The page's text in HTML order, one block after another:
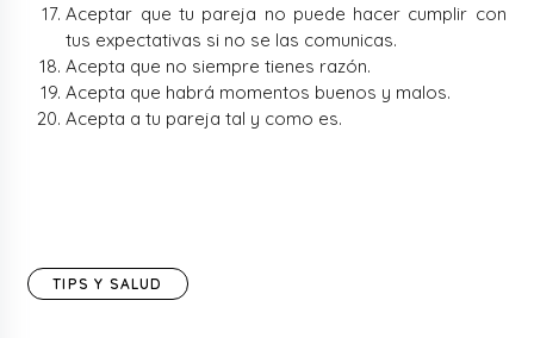
Aceptar que tu pareja no puede hacer cumplir con
tus expectativas si no se las comunicas.
Acepta que no siempre tienes razón.
Acepta que habrá momentos buenos y malos.
Acepta a tu pareja tal y como es.
TIPS Y SALUD